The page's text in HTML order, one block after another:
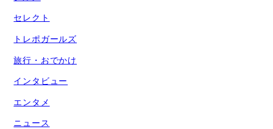
セレクト
トレポガールズ
旅行・おでかけ
インタビュー
エンタメ
ニュース